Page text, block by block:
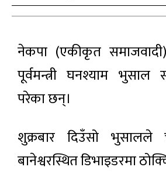
नेकपा (एकीकृत
पूर्वमन्त्री घनश्याम भुसाल
परेका छन्।
शुक्रबार दिउँसो भुसालले
बानेश्वरस्थित डिभाइडरमा